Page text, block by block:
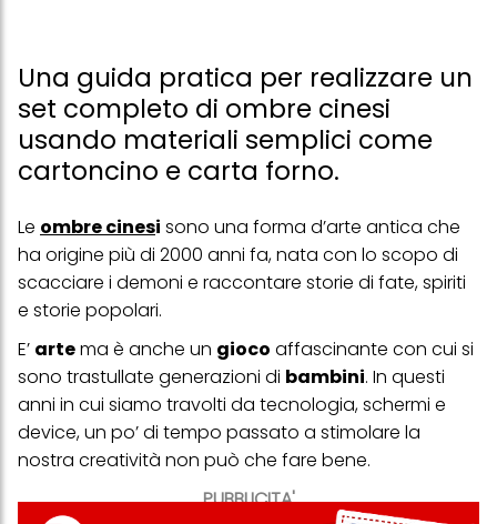
Una guida pratica per realizzare un
set completo di ombre cinesi
usando materiali semplici come
cartoncino e carta forno.
PUBBLICITA'
Le ombre cinesi sono una forma d’arte antica che
ha origine più di 2000 anni fa, nata con lo scopo di
scacciare i demoni e raccontare storie di fate, spiriti
e storie popolari.
E’ artema è anche un gioco affascinante con cui si
sono trastullate generazioni di bambini. In questi
anni in cui siamo travolti da tecnologia, schermi e
device, un po’ di tempo passato a stimolare la
nostra creatività non può che fare bene.